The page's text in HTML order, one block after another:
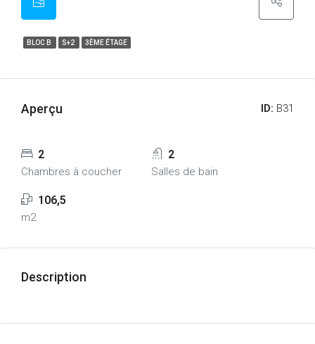
BLOC B S+2 3ÈME ÉTAGE
Aperçu ID: B31
2
Chambres à coucher
2
Salles de bain
106,5
m2
Description